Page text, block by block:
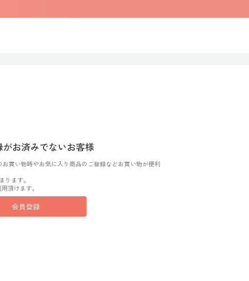
がお済みでないお客様
買い物時やお気に入り商品のご登録などお買い物が便利
ります。
頂けます。
会員登録